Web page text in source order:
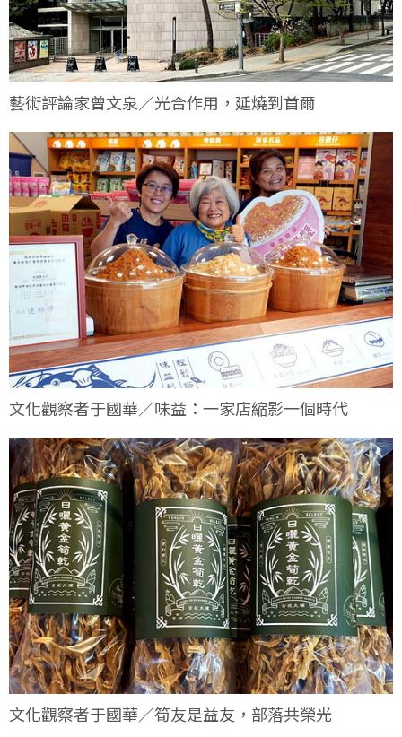
藝術評論家曾文泉／光合作用，延燒到首爾
文化觀察者于國華／味益：一家店縮影一個時代
文化觀察者于國華／筍友是益友，部落共榮光